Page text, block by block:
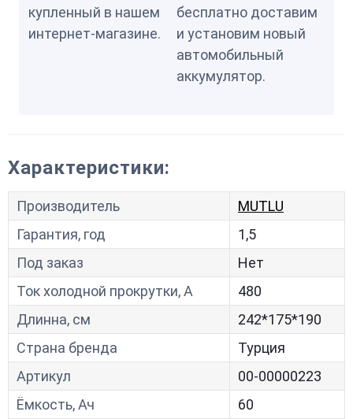
купленный в нашем
интернет-магазине.
бесплатно доставим
и установим новый
автомобильный
аккумулятор.
Характеристики:
Производитель
MUTLU
Гарантия, год
1,5
Под заказ
Нет
Ток холодной прокрутки, A
480
Длинна, см
242*175*190
Страна бренда
Турция
Артикул
00-00000223
Ёмкость, Ач
60